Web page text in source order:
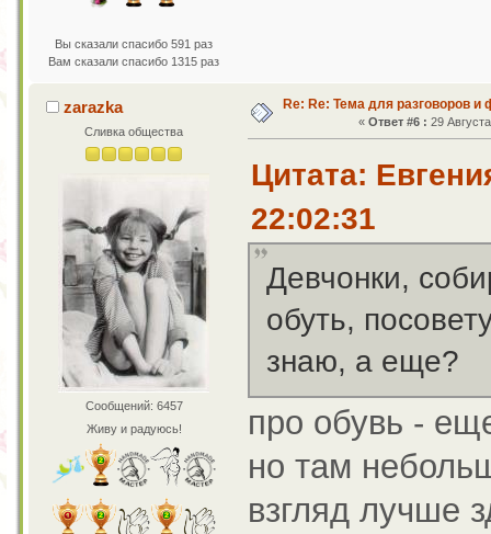
Вы сказали спасибо 591 раз
Вам сказали спасибо 1315 раз
zarazka
Сливка общества
Сообщений: 6457
Живу и радуюсь!
Re: Re: Тема для разговоров и
« Ответ #6 : 29
Цитата:
22:02:31
Девчонки,
обуть,
знаю, а еще?
про обувь -
но там
взгляд лучше